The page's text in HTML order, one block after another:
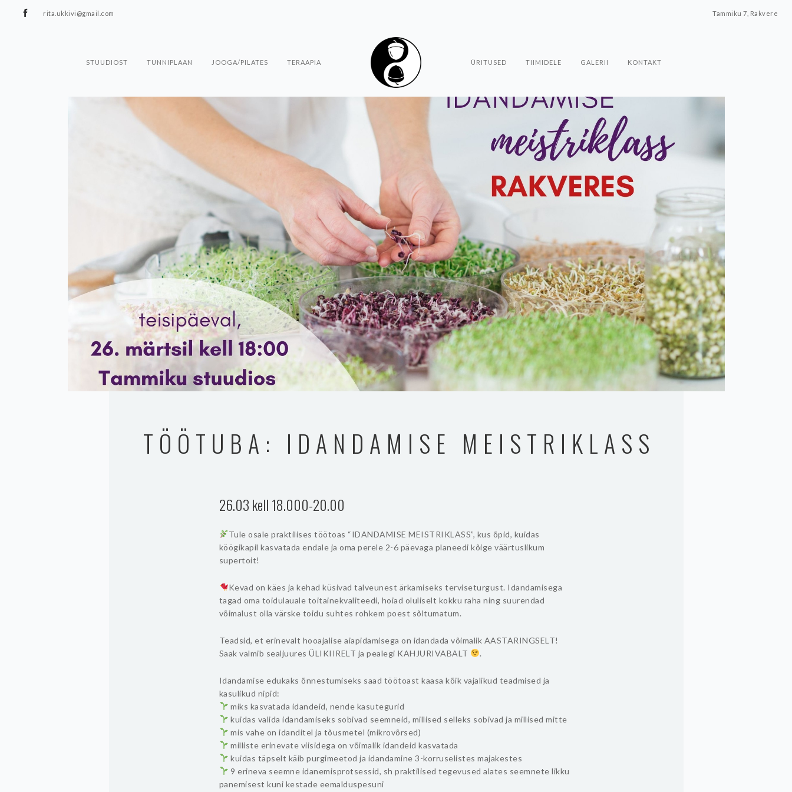
rita.ukkivi@gmail.com Tammiku 7, Rakvere
STUUDIOST TUNNIPLAAN JOOGA/PILATES TERAAPIA ÜRITUSED TIIMIDELE GALERII KONTAKT
TÖÖTUBA: IDANDAMISE MEISTRIKLASS
26.03 kell 18.000-20.00
Tule osale praktilises töötoas “IDANDAMISE MEISTRIKLASS”, kus õpid, kuidas
köögikapil kasvatada endale ja oma perele 2-6 päevaga planeedi kõige väärtuslikum
supertoit!
Kevad on käes ja kehad küsivad talveunest ärkamiseks terviseturgust. Idandamisega
tagad oma toidulauale toitainekvaliteedi, hoiad oluliselt kokku raha ning suurendad
võimalust olla värske toidu suhtes rohkem poest sõltumatum.
Teadsid, et erinevalt hooajalise aiapidamisega on idandada võimalik AASTARINGSELT!
Saak valmib sealjuures ÜLIKIIRELT ja pealegi KAHJURIVABALT
.
Idandamise edukaks õnnestumiseks saad töötoast kaasa kõik vajalikud teadmised ja
kasulikud nipid:
miks kasvatada idandeid, nende kasutegurid
kuidas valida idandamiseks sobivad seemneid, millised selleks sobivad ja millised mitte
mis vahe on idanditel ja tõusmetel (mikrovõrsed)
milliste erinevate viisidega on võimalik idandeid kasvatada
kuidas täpselt käib purgimeetod ja idandamine 3-korruselistes majakestes
9 erineva seemne idanemisprotsessid, sh praktilised tegevused alates seemnete likku
panemisest kuni kestade eemalduspesuni